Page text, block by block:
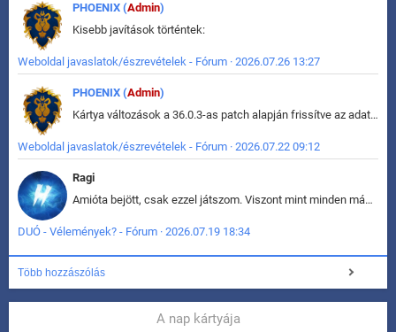
PHOENIX (Admin)
Kisebb javítások történtek:
Weboldal javaslatok/észrevételek - Fórum · 2026.07.26 13:27
PHOENIX (Admin)
Kártya változások a 36.0.3-as patch alapján frissítve az adatbázisban (képek is cserélve).
Weboldal javaslatok/észrevételek - Fórum · 2026.07.22 09:12
Ragi
Amióta bejött, csak ezzel játszom. Viszont mint minden más - akár az alapjáték is, ez is baromira összetett lett. Néha már pár kör után is esélytelen az egész. Vagy irreállisan túltápol valaki, vagy lelép a partner, vagy csak hülye mint a segg. És amikor eljönne az én időm, na akkor jön el mindenki másé is. Engem jobban érdekelne, hogy ki milyen ratingen szokott játszani. Na ez lenne egy érdekes adat.
DUÓ - Vélemények? - Fórum · 2026.07.19 18:34
Több hozzászólás
A nap kártyája